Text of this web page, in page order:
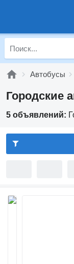
Автобусы
Городские
5 объявлений: